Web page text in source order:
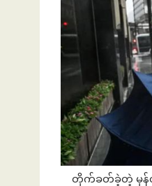
တိုက်ခတ်ခဲ့တဲ့ မုန်တို